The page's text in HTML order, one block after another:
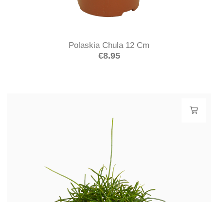
Polaskia Chula 12 Cm
€8.95